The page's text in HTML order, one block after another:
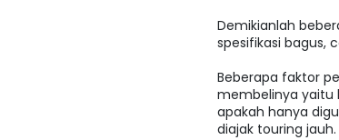
Demikianlah
spesifikasi bagus,
Beberapa faktor
membelinya yaitu
apakah hanya
diajak touring jauh.